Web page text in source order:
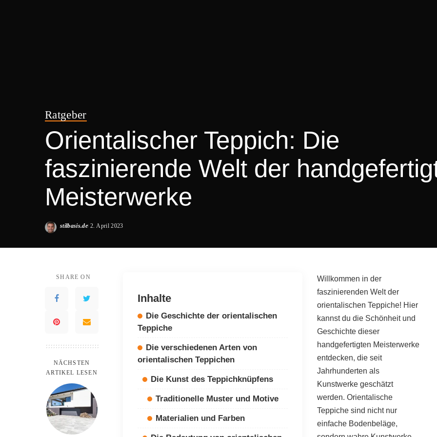
Ratgeber
Orientalischer Teppich: Die
faszinierende Welt der
Meisterwerke
Posted
stilbasis.de 2. April 2023
SHARE ON
NÄCHSTEN
ARTIKEL LESEN
Inhalte
Die Geschichte der orientalischen
Teppiche
Die verschiedenen Arten von
orientalischen Teppichen
Die Kunst des Teppichknüpfens
Traditionelle Muster und Motive
Materialien und Farben
Willkommen in der
faszinierenden Welt der
orientalischen Teppiche! Hier
kannst du die Schönheit und
Geschichte dieser
handgefertigten Meisterwerke
entdecken, die seit
Jahrhunderten als
Kunstwerke geschätzt
werden. Orientalische
Teppiche sind nicht nur
einfache Bodenbeläge,